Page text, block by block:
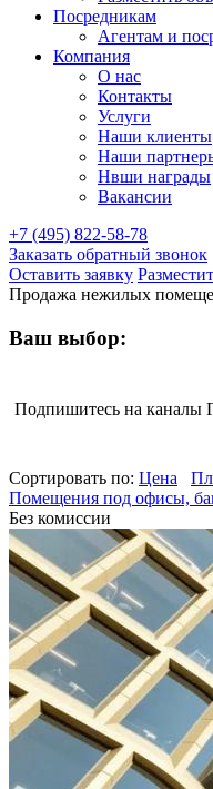
Посредникам
Агентам и
Компания
О нас
Контакты
Услуги
Наши клиенты
Наши
Нвши награды
Вакансии
+7 (495) 822-58-78
Заказать обратный звонок
Оставить заявку
Продажа нежилых
Ваш выбор:
Подпишитесь на каналы
Сортировать по: Цена
Помещения под офисы,
Без комиссии